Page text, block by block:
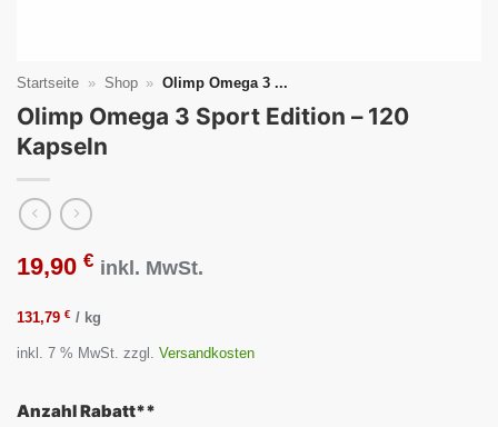
Startseite » Shop » Olimp Omega 3 ...
Olimp Omega 3 Sport Edition – 120
Kapseln
19,90 € inkl. MwSt.
131,79 € / kg
inkl. 7 % MwSt. zzgl. Versandkosten
Anzahl Rabatt**